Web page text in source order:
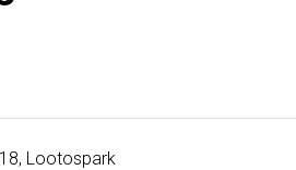
Lootospark